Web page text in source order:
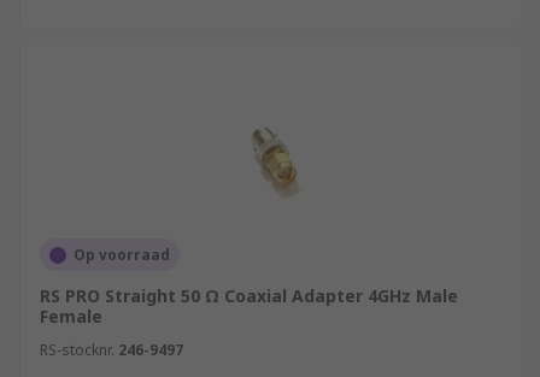
Angled
Vertical
Impedance
Op voorraad
RS PRO Straight 50 Ω Coaxial Adapter 4GHz Male
Female
RS-stocknr. 246-9497